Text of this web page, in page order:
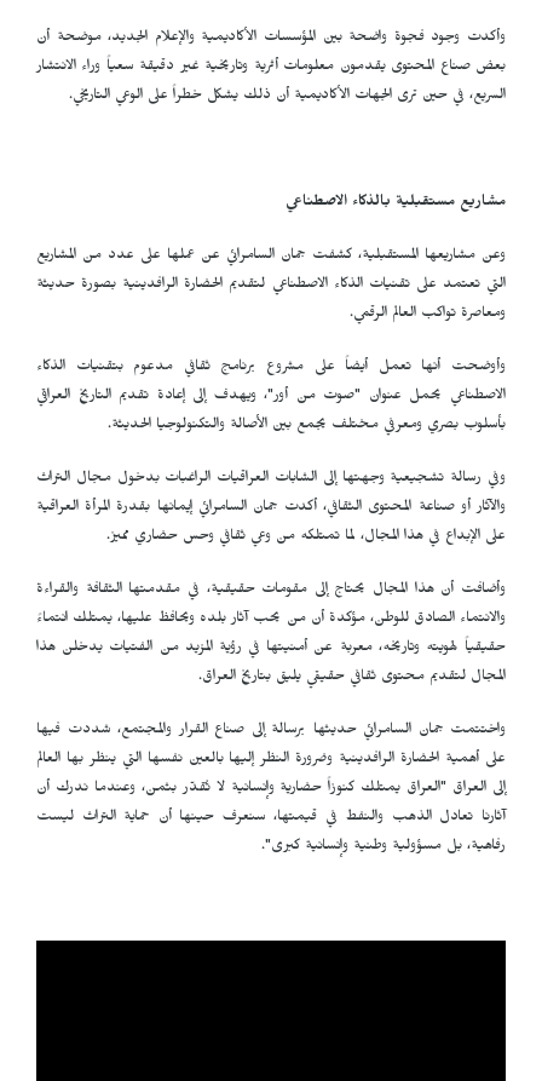
وأكدت وجود فجوة واضحة بين المؤسسات الأكاديمية والإعلام الجديد، موضحة أن
بعض صناع المحتوى يقدمون معلومات أثرية وتاريخية غير دقيقة سعياً وراء الانتشار
السريع، في حين ترى الجهات الأكاديمية أن ذلك يشكل خطراً على الوعي التاريخي.
مشاريع مستقبلية بالذكاء الاصطناعي
وعن مشاريعها المستقبلية، كشفت جمان السامرائي عن عملها على عدد من المشاريع
التي تعتمد على تقنيات الذكاء الاصطناعي لتقديم الحضارة الرافدينية بصورة حديثة
ومعاصرة تواكب العالم الرقمي.
وأوضحت أنها تعمل أيضاً على مشروع برنامج ثقافي مدعوم بتقنيات الذكاء
الاصطناعي يحمل عنوان "صوت من أور"، ويهدف إلى إعادة تقديم التاريخ العراقي
بأسلوب بصري ومعرفي مختلف يجمع بين الأصالة والتكنولوجيا الحديثة.
وفي رسالة تشجيعية وجهتها إلى الشابات العراقيات الراغبات بدخول مجال التراث
والآثار أو صناعة المحتوى الثقافي، أكدت جمان السامرائي إيمانها بقدرة المرأة العراقية
على الإبداع في هذا المجال، لما تمتلكه من وعي ثقافي وحس حضاري مميز.
وأضافت أن هذا المجال يحتاج إلى مقومات حقيقية، في مقدمتها الثقافة والقراءة
والانتماء الصادق للوطن، مؤكدة أن من يحب آثار بلده ويحافظ عليها، يمتلك انتماءً
حقيقياً لهويته وتاريخه، معربة عن أمنيتها في رؤية المزيد من الفتيات يدخلن هذا
المجال لتقديم محتوى ثقافي حقيقي يليق بتاريخ العراق.
واختتمت جمان السامرائي حديثها برسالة إلى صناع القرار والمجتمع، شددت فيها
على أهمية الحضارة الرافدينية وضرورة النظر إليها بالعين نفسها التي ينظر بها العالم
إلى العراق "العراق يمتلك كنوزاً حضارية وإنسانية لا تُقدّر بثمن، وعندما ندرك أن
آثارنا تعادل الذهب والنفط في قيمتها، سنعرف حينها أن حماية التراث ليست
رفاهية، بل مسؤولية وطنية وإنسانية كبرى".